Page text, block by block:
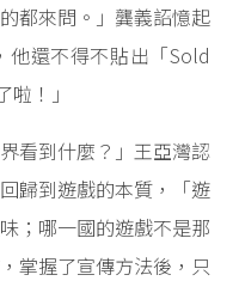
都來問。」龔義詔憶起
他還不得不貼出「Sold
！」
看到什麼？」王亞灣認
歸到遊戲的本質，「遊
；哪一國的遊戲不是那
掌握了宣傳方法後，只